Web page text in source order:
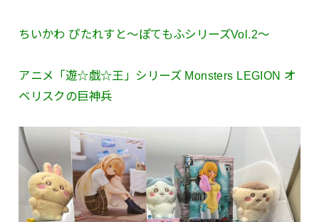
ちいかわ ぴたれすと～ぽてもふシリーズVol.2～
アニメ「遊☆戯☆王」シリーズ Monsters LEGION オ
ベリスクの巨神兵